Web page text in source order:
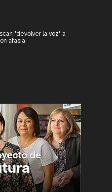
"devolver la voz" a
afasia